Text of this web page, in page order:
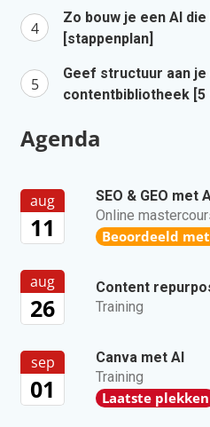
Zo bouw je een AI
[stappenplan]
Geef structuur aan
contentbibliotheek [5
Agenda
aug
11
SEO & GEO met
Online
Beoordeeld
aug
26
Content
Training
sep
01
Canva met AI
Training
Laatste plekken